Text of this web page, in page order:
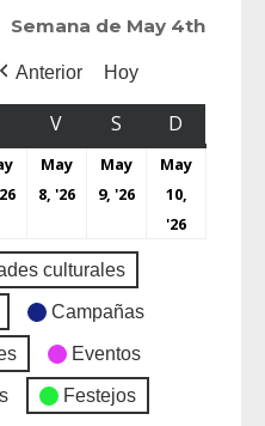
Semana de May 4th
Anterior Hoy
V S D
May
8, '26
May
9, '26
May
10,
'26
culturales
Campañas
Eventos
Festejos